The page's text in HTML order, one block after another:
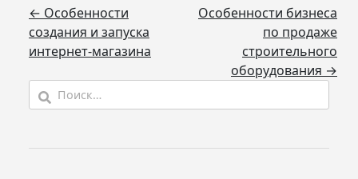
Навигация
по
записям
← Особенности
создания и запуска
интернет-магазина
Особенности бизнеса
по продаже
строительного
оборудования →
Найти: